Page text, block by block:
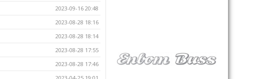
2023-09-16 20:48
2023-08-28 18:16
2023-08-28 18:14
2023-08-28 17:55
2023-08-28 17:46